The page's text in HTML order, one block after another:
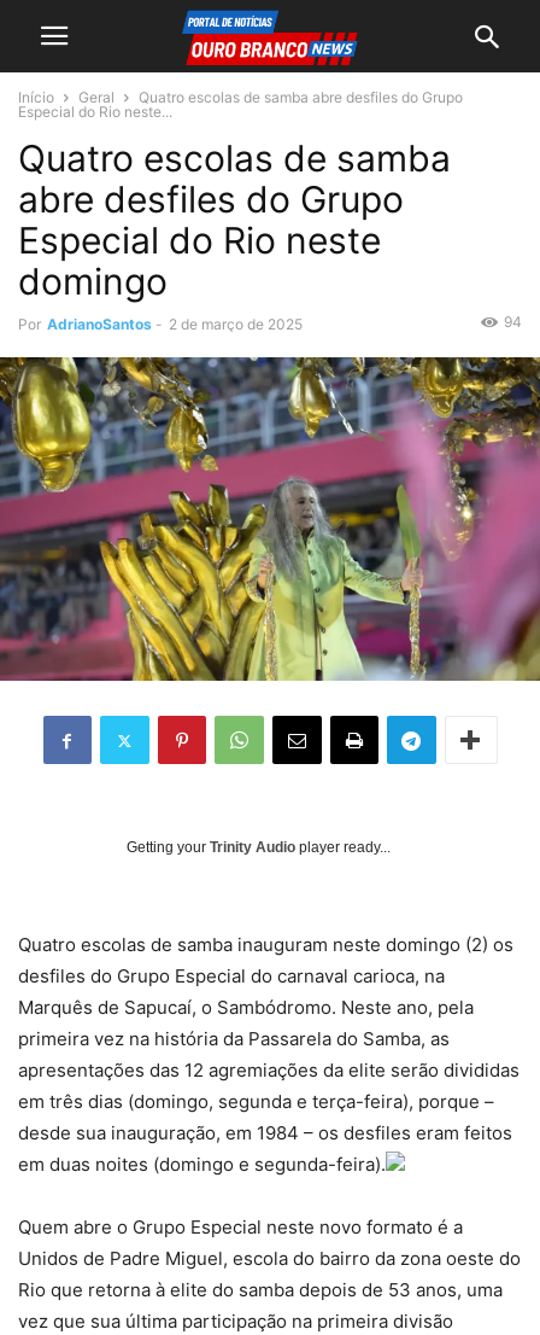
Início Geral
Quatro escolas de samba abre desfiles do Grupo
Especial do Rio neste...
Quatro escolas de samba
abre desfiles do Grupo
Especial do Rio neste
domingo
Por AdrianoSantos - 2 de março de 2025 94
Getting your Trinity Audio player ready...
Quatro escolas de samba inauguram neste domingo (2) os
desfiles do Grupo Especial do carnaval carioca, na
Marquês de Sapucaí, o Sambódromo. Neste ano, pela
primeira vez na história da Passarela do Samba, as
apresentações das 12 agremiações da elite serão divididas
em três dias (domingo, segunda e terça-feira), porque –
desde sua inauguração, em 1984 – os desfiles eram feitos
em duas noites (domingo e segunda-feira).
Quem abre o Grupo Especial neste novo formato é a
Unidos de Padre Miguel, escola do bairro da zona oeste do
Rio que retorna à elite do samba depois de 53 anos, uma
vez que sua última participação na primeira divisão